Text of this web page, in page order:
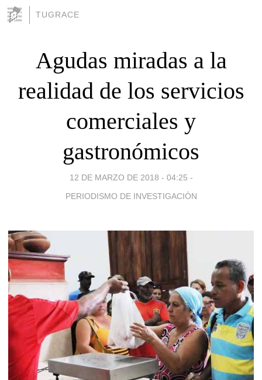
TUGRACE
Agudas miradas a la
realidad de los servicios
comerciales y
gastronómicos
12 DE MARZO DE 2018 - 04:25 -
PERIODISMO DE INVESTIGACIÓN